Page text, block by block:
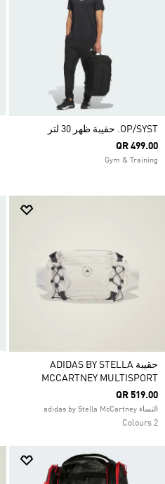
OP/SYST. حقيبة ظهر 30 لتر
QR 499.00
Gym & Training
حقيبة ADIDAS BY STELLA
MCCARTNEY MULTISPORT
QR 519.00
النساء adidas by Stella McCartney
2 Colours